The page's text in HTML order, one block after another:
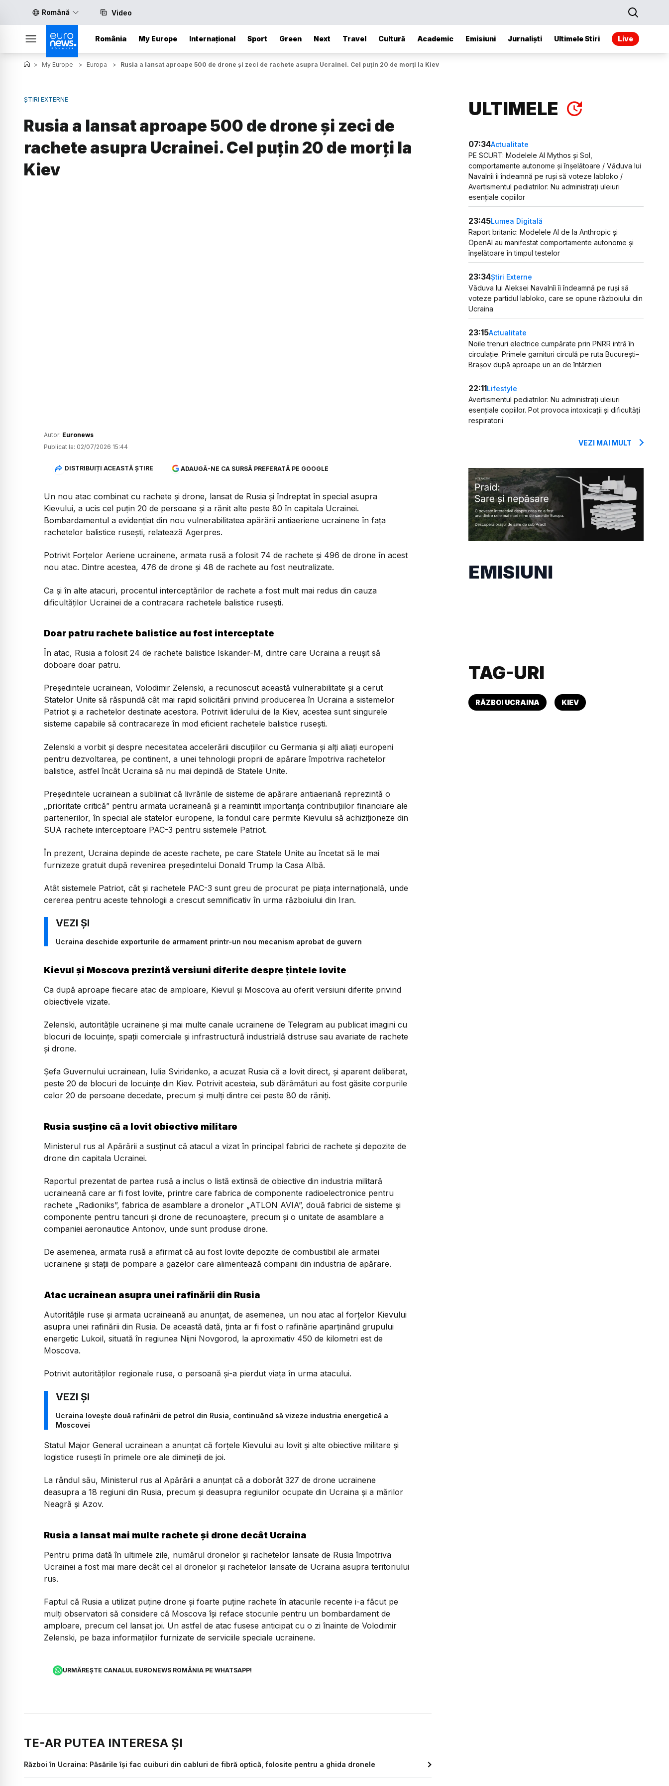
Română Video
România My Europe Internațional Sport Green Next Travel Cultură Academic Emisiuni Jurnaliști Ultimele Stiri Live
> My Europe > Europa > Rusia a lansat aproape 500 de drone și zeci de rachete asupra Ucrainei. Cel puțin 20 de morți la Kiev
ȘTIRI EXTERNE
Rusia a lansat aproape 500 de drone și zeci de
rachete asupra Ucrainei. Cel puțin 20 de morți la
Kiev
Autor: Euronews
Publicat la: 02/07/2026 15:44
DISTRIBUIȚI ACEASTĂ ȘTIRE ADAUGĂ-NE CA SURSĂ PREFERATĂ PE GOOGLE
Un nou atac combinat cu rachete și drone, lansat de Rusia și îndreptat în special asupra
Kievului, a ucis cel puțin 20 de persoane și a rănit alte peste 80 în capitala Ucrainei.
Bombardamentul a evidențiat din nou vulnerabilitatea apărării antiaeriene ucrainene în fața
rachetelor balistice rusești, relatează Agerpres.
Potrivit Forțelor Aeriene ucrainene, armata rusă a folosit 74 de rachete și 496 de drone în acest
nou atac. Dintre acestea, 476 de drone și 48 de rachete au fost neutralizate.
Ca și în alte atacuri, procentul interceptărilor de rachete a fost mult mai redus din cauza
dificultăților Ucrainei de a contracara rachetele balistice rusești.
Doar patru rachete balistice au fost interceptate
În atac, Rusia a folosit 24 de rachete balistice Iskander-M, dintre care Ucraina a reușit să
doboare doar patru.
Președintele ucrainean, Volodimir Zelenski, a recunoscut această vulnerabilitate și a cerut
Statelor Unite să răspundă cât mai rapid solicitării privind producerea în Ucraina a sistemelor
Patriot și a rachetelor destinate acestora. Potrivit liderului de la Kiev, acestea sunt singurele
sisteme capabile să contracareze în mod eficient rachetele balistice rusești.
Zelenski a vorbit și despre necesitatea accelerării discuțiilor cu Germania și alți aliați europeni
pentru dezvoltarea, pe continent, a unei tehnologii proprii de apărare împotriva rachetelor
balistice, astfel încât Ucraina să nu mai depindă de Statele Unite.
Președintele ucrainean a subliniat că livrările de sisteme de apărare antiaeriană reprezintă o
„prioritate critică” pentru armata ucraineană și a reamintit importanța contribuțiilor financiare ale
partenerilor, în special ale statelor europene, la fondul care permite Kievului să achiziționeze din
SUA rachete interceptoare PAC-3 pentru sistemele Patriot.
În prezent, Ucraina depinde de aceste rachete, pe care Statele Unite au încetat să le mai
furnizeze gratuit după revenirea președintelui Donald Trump la Casa Albă.
Atât sistemele Patriot, cât și rachetele PAC-3 sunt greu de procurat pe piața internațională, unde
cererea pentru aceste tehnologii a crescut semnificativ în urma războiului din Iran.
Ucraina deschide exporturile de armament printr-un nou mecanism aprobat de guvern
Kievul și Moscova prezintă versiuni diferite despre țintele lovite
Ca după aproape fiecare atac de amploare, Kievul și Moscova au oferit versiuni diferite privind
obiectivele vizate.
Zelenski, autoritățile ucrainene și mai multe canale ucrainene de Telegram au publicat imagini cu
blocuri de locuințe, spații comerciale și infrastructură industrială distruse sau avariate de rachete
și drone.
Șefa Guvernului ucrainean, Iulia Sviridenko, a acuzat Rusia că a lovit direct, și aparent deliberat,
peste 20 de blocuri de locuințe din Kiev. Potrivit acesteia, sub dărâmături au fost găsite corpurile
celor 20 de persoane decedate, precum și mulți dintre cei peste 80 de răniți.
Rusia susține că a lovit obiective militare
Ministerul rus al Apărării a susținut că atacul a vizat în principal fabrici de rachete și depozite de
drone din capitala Ucrainei.
Raportul prezentat de partea rusă a inclus o listă extinsă de obiective din industria militară
ucraineană care ar fi fost lovite, printre care fabrica de componente radioelectronice pentru
rachete „Radioniks”, fabrica de asamblare a dronelor „ATLON AVIA”, două fabrici de sisteme și
componente pentru tancuri și drone de recunoaștere, precum și o unitate de asamblare a
companiei aeronautice Antonov, unde sunt produse drone.
De asemenea, armata rusă a afirmat că au fost lovite depozite de combustibil ale armatei
ucrainene și stații de pompare a gazelor care alimentează companii din industria de apărare.
Atac ucrainean asupra unei rafinării din Rusia
Autoritățile ruse și armata ucraineană au anunțat, de asemenea, un nou atac al forțelor Kievului
asupra unei rafinării din Rusia. De această dată, ținta ar fi fost o rafinărie aparținând grupului
energetic Lukoil, situată în regiunea Nijni Novgorod, la aproximativ 450 de kilometri est de
Moscova.
Potrivit autorităților regionale ruse, o persoană și-a pierdut viața în urma atacului.
Ucraina lovește două rafinării de petrol din Rusia, continuând să vizeze industria energetică a
Moscovei
Statul Major General ucrainean a anunțat că forțele Kievului au lovit și alte obiective militare și
logistice rusești în primele ore ale dimineții de joi.
La rândul său, Ministerul rus al Apărării a anunțat că a doborât 327 de drone ucrainene
deasupra a 18 regiuni din Rusia, precum și deasupra regiunilor ocupate din Ucraina și a mărilor
Neagră și Azov.
Rusia a lansat mai multe rachete și drone decât Ucraina
Pentru prima dată în ultimele zile, numărul dronelor și rachetelor lansate de Rusia împotriva
Ucrainei a fost mai mare decât cel al dronelor și rachetelor lansate de Ucraina asupra teritoriului
rus.
Faptul că Rusia a utilizat puține drone și foarte puține rachete în atacurile recente i-a făcut pe
mulți observatori să considere că Moscova își reface stocurile pentru un bombardament de
amploare, precum cel lansat joi. Un astfel de atac fusese anticipat cu o zi înainte de Volodimir
Zelenski, pe baza informațiilor furnizate de serviciile speciale ucrainene.
URMĂREȘTE CANALUL EURONEWS ROMÂNIA PE WHATSAPP!
TE-AR PUTEA INTERESA ȘI
Război în Ucraina: Păsările își fac cuiburi din cabluri de fibră optică, folosite pentru a ghida dronele
ULTIMELE
07:34Actualitate
PE SCURT: Modelele AI Mythos și Sol,
comportamente autonome și înșelătoare / Văduva lui
Navalnîi îi îndeamnă pe ruși să voteze Iabloko /
Avertismentul pediatrilor: Nu administrați uleiuri
esențiale copiilor
23:45Lumea Digitală
Raport britanic: Modelele AI de la Anthropic și
OpenAI au manifestat comportamente autonome și
înșelătoare în timpul testelor
23:34Știri Externe
Văduva lui Aleksei Navalnîi îi îndeamnă pe ruși să
voteze partidul Iabloko, care se opune războiului din
Ucraina
23:15Actualitate
Noile trenuri electrice cumpărate prin PNRR intră în
circulație. Primele garnituri circulă pe ruta București–
Brașov după aproape un an de întârzieri
22:11Lifestyle
Avertismentul pediatrilor: Nu administrați uleiuri
esențiale copiilor. Pot provoca intoxicații și dificultăți
respiratorii
VEZI MAI MULT
EMISIUNI
TAG-URI
RĂZBOI UCRAINA KIEV